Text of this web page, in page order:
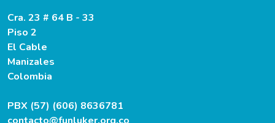
Cra. 23 # 64 B - 33
Piso 2
El Cable
Manizales
Colombia
PBX (57) (606) 8636781